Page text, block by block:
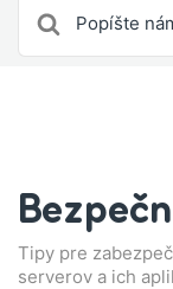
pre
Tipy pre
serverov a ich